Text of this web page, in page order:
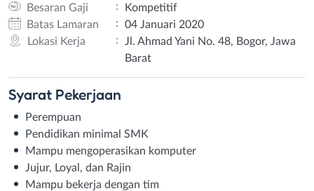
Besaran Gaji
:
Kompetitif
Batas Lamaran
:
04 Januari 2020
Lokasi Kerja
:
Jl. Ahmad Yani No. 48, Bogor, Jawa
Barat
Syarat Pekerjaan
Perempuan
Pendidikan minimal SMK
Mampu mengoperasikan komputer
Jujur, Loyal, dan Rajin
Mampu bekerja dengan tim